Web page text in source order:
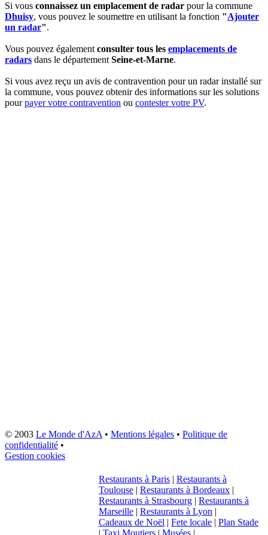
Si vous connaissez un emplacement de radar pour la commune
Dhuisy, vous pouvez le soumettre en utilisant la fonction "Ajouter
un radar".
Vous pouvez égalementconsulter tous les emplacements de
radars dans le départementSeine-et-Marne.
Si vous avez reçu un avis de contravention pour un radar installé sur
la commune, vous pouvez obtenir des informations sur les solutions
pourpayer votre contravention ou contester votre PV.
© 2003 Le Monde d'AzA• Mentions légales • Politique de
confidentialité •
Gestion cookies
Restaurants à Paris | Restaurants à
Toulouse | Restaurants à Bordeaux |
Restaurants à Strasbourg | Restaurants à
Marseille | Restaurants à Lyon |
Cadeaux de Noël | Fete locale | Plan Stade